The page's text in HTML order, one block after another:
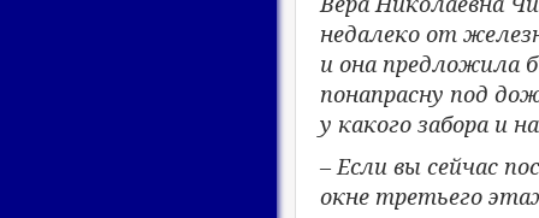
недалеко от
и она предложила
понапрасну под
у какого забора и
– Если вы сейчас
окне третьего